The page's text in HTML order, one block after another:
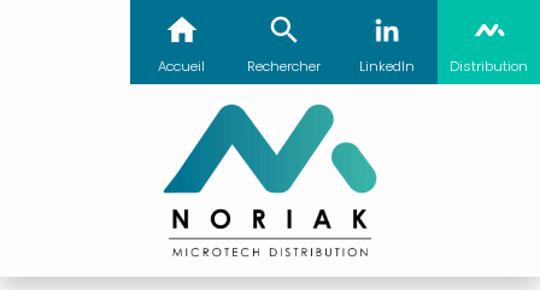
Accueil Rechercher LinkedIn Distribution